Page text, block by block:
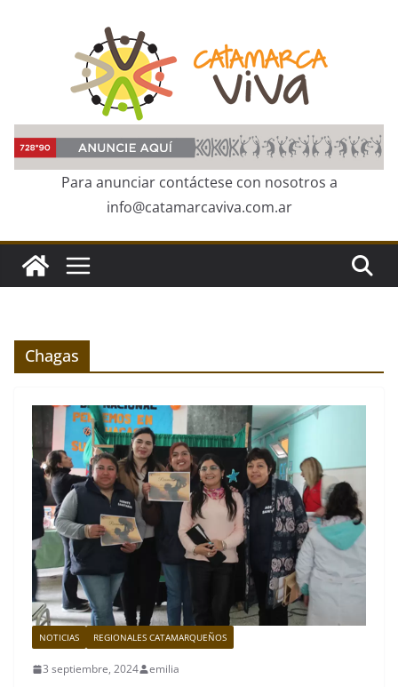
Para anunciar contáctese con nosotros a
info@catamarcaviva.com.ar
Chagas
NOTICIAS REGIONALES CATAMARQUEÑOS
3 septiembre, 2024 emilia